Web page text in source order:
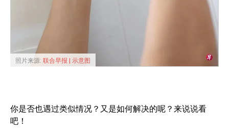
照片来源: 联合早报 | 示意图
你是否也遇过类似情况？又是如何解决的呢？来说说看
吧！